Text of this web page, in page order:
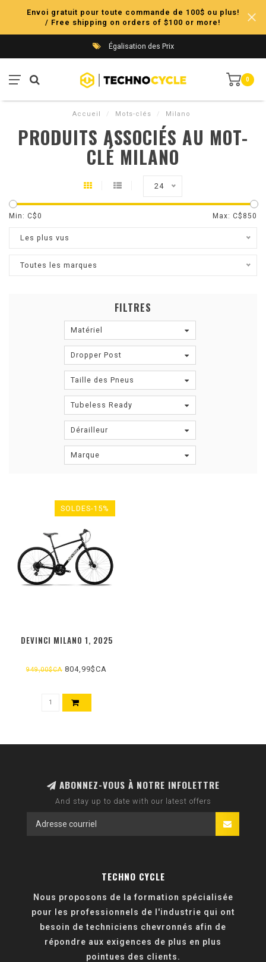
Envoi gratuit pour toute commande de 100$ ou plus!
/ Free shipping on orders of $100 or more!
Égalisation des Prix
0
Accueil / Mots-clés / Milano
PRODUITS ASSOCIÉS AU MOT-
CLÉ MILANO
24
Min: C$0 Max: C$ 850
Les plus vus
Toutes les marques
FILTRES
Matériel
Dropper Post
Taille des Pneus
Tubeless Ready
Dérailleur
Marque
SOLDES-15%
DEVINCI MILANO 1, 2025
949,00$CA 804,99$CA
ABONNEZ-VOUS À NOTRE INFOLETTRE
And stay up to date with our latest offers
TECHNO CYCLE
Nous proposons de la formation spécialisée
pour les professionnels de l'industrie qui ont
besoin de techniciens chevronnés afin de
répondre aux exigences de plus en plus
pointues des clients.